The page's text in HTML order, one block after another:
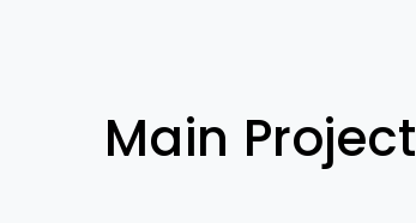
Main Project